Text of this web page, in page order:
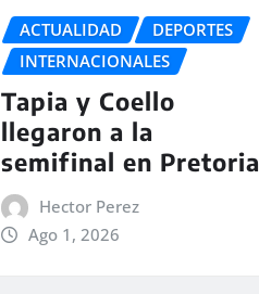
ACTUALIDAD
DEPORTES
INTERNACIONALES
Tapia y Coello
llegaron a la
semifinal en Pretoria
Hector Perez
Ago 1, 2026